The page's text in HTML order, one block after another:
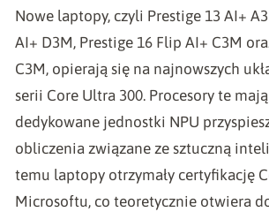
Nowe laptopy, czyli Prestige 13 AI+
AI+ D3M, Prestige 16 Flip AI+ C3M
C3M, opierają się na najnowszych
serii Core Ultra 300. Procesory te
dedykowane jednostki NPU
obliczenia związane ze sztuczną
temu laptopy otrzymały certyfikację
Microsoftu, co teoretycznie otwiera